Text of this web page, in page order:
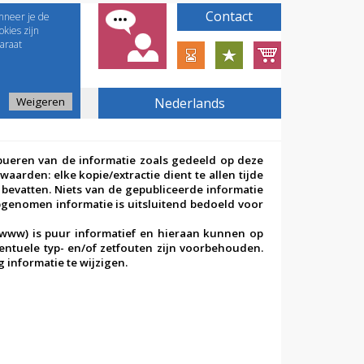
je de
zijn
Weigeren Nederlands
Contact
van de informatie zoals gedeeld op deze
elke kopie/extractie dient te allen tijde
Niets van de gepubliceerde informatie
informatie is uitsluitend bedoeld voor
is puur informatief en hieraan kunnen op
typ- en/of zetfouten zijn voorbehouden.
informatie te wijzigen.